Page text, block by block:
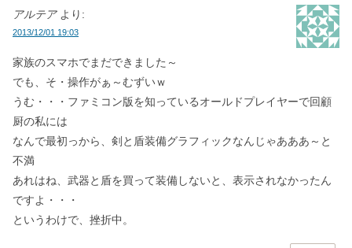
アルテア より:
2013/12/01 19:03
家族のスマホでまだできました～
でも、そ・操作がぁ～むずいｗ
うむ・・・ファミコン版を知っているオールドプレイヤーで回顧
厨の私には
なんで最初っから、剣と盾装備グラフィックなんじゃあああ～と
不満
あれはね、武器と盾を買って装備しないと、表示されなかったん
ですよ・・・
というわけで、挫折中。